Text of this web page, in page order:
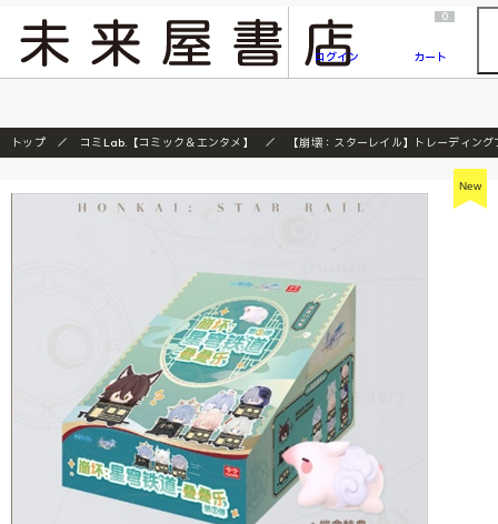
『ONE PIECE magazine 021 ONE PIECEカード付き同梱版』発売延期のご案内
ログイン
0
カート
トップ コミLab.【コミック＆エンタメ】 【崩壊：スターレイル】トレーディン
New